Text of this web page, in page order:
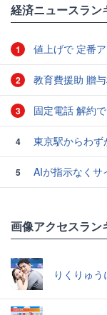
経済ニュースラン
1 値上げで 定番
2 教育費援助 贈
3 固定電話 解約
4 東京駅からわ
5
AIが指示なくサ
画像アクセスラン
りくりゅう